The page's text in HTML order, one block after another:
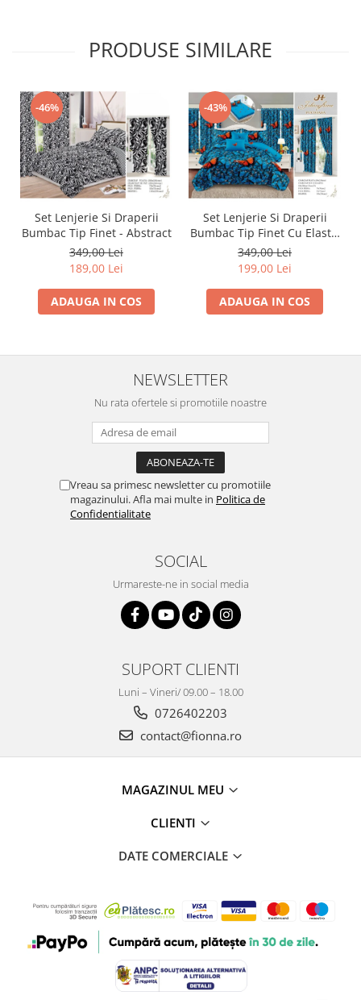
PRODUSE SIMILARE
-46%
Set Lenjerie Si Draperii
Bumbac Tip Finet - Abstract
349,00 Lei
189,00 Lei
ADAUGA IN COS
-43%
Set Lenjerie Si Draperii
Bumbac Tip Finet Cu Elastic
- Dansul Fluturilor
349,00 Lei
199,00 Lei
ADAUGA IN COS
NEWSLETTER
Nu rata ofertele si promotiile noastre
Vreau sa primesc newsletter cu promotiile
magazinului. Afla mai multe in Politica de
Confidentialitate
SOCIAL
Urmareste-ne in social media
SUPORT CLIENTI
Luni – Vineri/ 09.00 – 18.00
0726402203
contact@fionna.ro
MAGAZINUL MEU
CLIENTI
DATE COMERCIALE